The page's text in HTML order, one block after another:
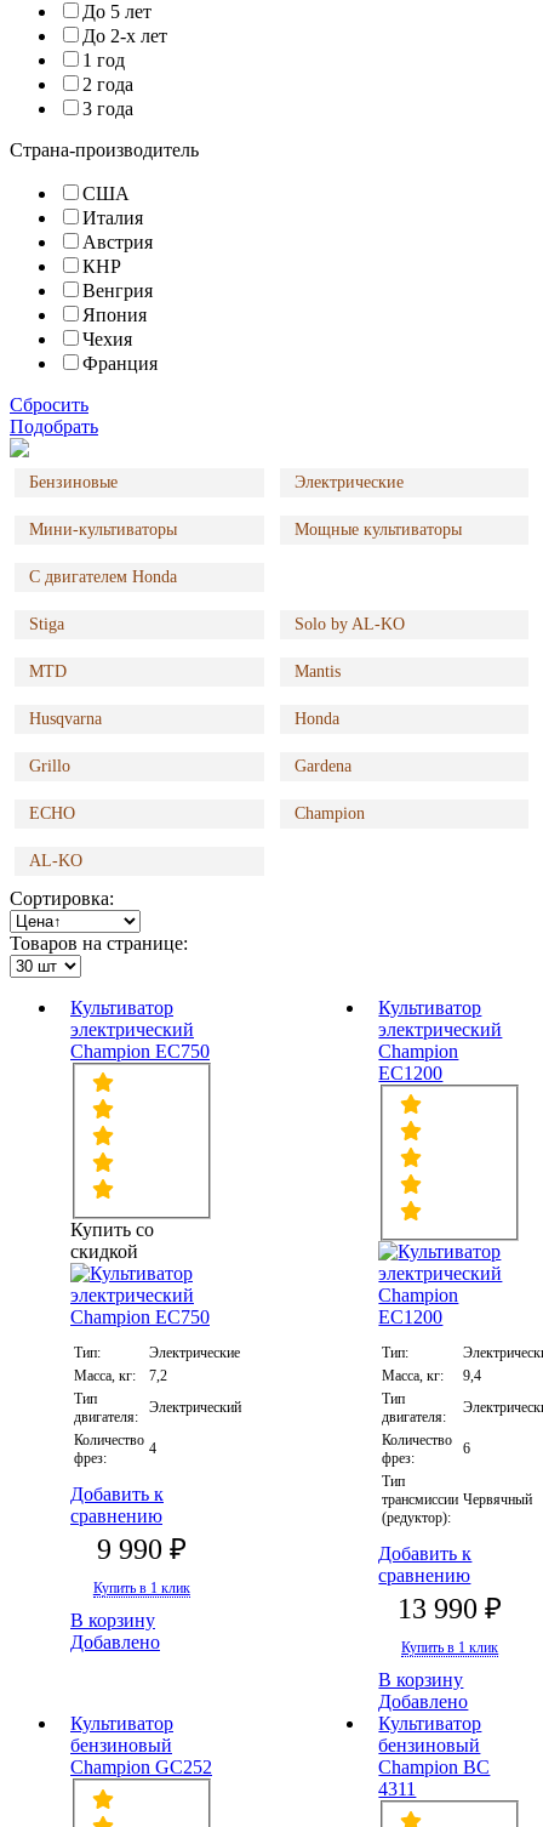
До 5 лет
До 2-х лет
1 год
2 года
3 года
Страна-производитель
США
Италия
Австрия
КНР
Венгрия
Япония
Чехия
Франция
Сбросить
Подобрать
Бензиновые Электрические
Мини-культиваторы Мощные культиваторы
С двигателем Honda
Stiga Solo by AL-KO
MTD Mantis
Husqvarna Honda
Grillo Gardena
ECHO Champion
AL-KO
Сортировка:
Товаров на странице:
Культиватор
электрический
Champion EC750
Купить со
скидкой
Тип:
Электрические
Масса, кг:
7,2
Тип
двигателя:
Электрический
Количество
фрез:
4
Добавить к
сравнению
9 990 ₽
Купить в 1 клик
В корзину
Добавлено
Культиватор
электрический
Champion
EC1200
Тип:
Масса, кг:
9,4
Тип
двигателя:
Количество
фрез:
6
Тип
трансмиссии
(редуктор):
Червячный
Добавить к
сравнению
13 990 ₽
Купить в 1 клик
В корзину
Добавлено
Культиватор
бензиновый
Champion GC252
Культиватор
бензиновый
Champion ВC
4311